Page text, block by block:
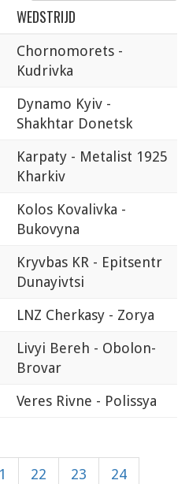
WEDSTRIJD
Chornomorets -
Kudrivka
Dynamo Kyiv -
Shakhtar Donetsk
Karpaty - Metalist 1925
Kharkiv
Kolos Kovalivka -
Bukovyna
Kryvbas KR - Epitsentr
Dunayivtsi
LNZ Cherkasy - Zorya
Livyi Bereh - Obolon-
Brovar
Veres Rivne - Polissya
22 23 24